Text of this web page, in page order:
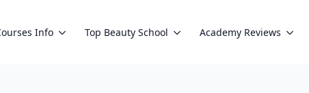
Info Top Beauty School Academy Reviews